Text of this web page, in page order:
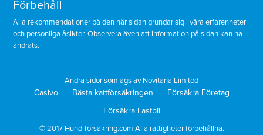
Förbehåll
Alla rekommendationer på den här sidan grundar sig i våra erfarenheter
och personliga åsikter. Observera även att information på sidan kan ha
ändrats.
Andra sidor som ägs av Novitana Limited
Casivo Bästa kattförsäkringen
Försäkra Företag
Försäkra Lastbil
© 2017 Hund-försäkring.com Alla rättigheter förbehållna.